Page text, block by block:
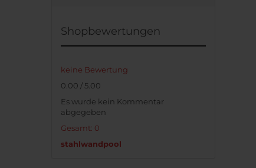
Shopbewertungen
keine Bewertung
0.00 / 5.00
Es wurde kein Kommentar
abgegeben
Gesamt: 0
stahlwandpool